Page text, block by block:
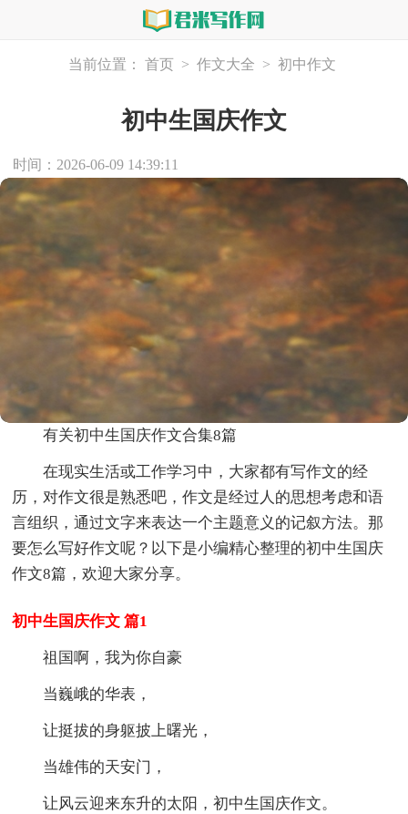
当前位置： 首页 > 作文大全 > 初中作文
初中生国庆作文
时间：2026-06-09 14:39:11
有关初中生国庆作文合集8篇
在现实生活或工作学习中，大家都有写作文的经
历，对作文很是熟悉吧，作文是经过人的思想考虑和语
言组织，通过文字来表达一个主题意义的记叙方法。那
要怎么写好作文呢？以下是小编精心整理的初中生国庆
作文8篇，欢迎大家分享。
初中生国庆作文 篇1
祖国啊，我为你自豪
当巍峨的华表，
让挺拔的身躯披上曙光，
当雄伟的天安门，
让风云迎来东升的太阳，初中生国庆作文。